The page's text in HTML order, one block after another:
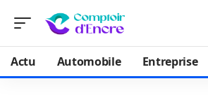
Actu Automobile Entreprise